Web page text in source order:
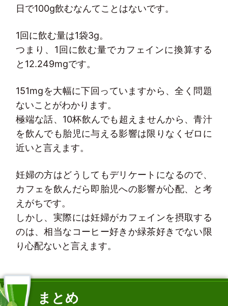
日で100g飲むなんてことはないです。
1回に飲む量は1袋3g。
つまり、1回に飲む量でカフェインに換算する
と12.249mgです。
151mgを大幅に下回っていますから、全く問題
ないことがわかります。
極端な話、10杯飲んでも超えませんから、青汁
を飲んでも胎児に与える影響は限りなくゼロに
近いと言えます。
妊婦の方はどうしてもデリケートになるので、
カフェを飲んだら即胎児への影響が心配、と考
えがちです。
しかし、実際には妊婦がカフェインを摂取する
のは、相当なコーヒー好きか緑茶好きでない限
り心配ないと言えます。
まとめ